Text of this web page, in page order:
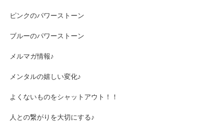
ピンクのパワーストーン
ブルーのパワーストーン
メルマガ情報♪
メンタルの嬉しい変化♪
よくないものをシャットアウト！！
人との繋がりを大切にする♪